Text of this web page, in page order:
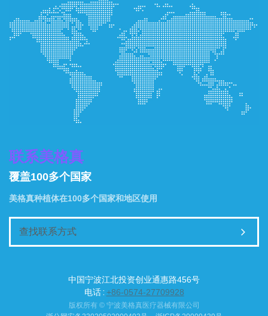
联系美格真
覆盖100多个国家
美格真种植体在100多个国家和地区使用
查找联系方式
中国宁波江北投资创业通惠路456号
电话 : +86-0574-27709928
版权所有 © 宁波美格真医疗器械有限公司